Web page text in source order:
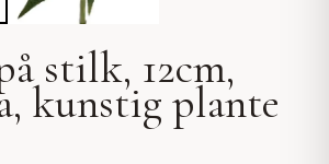
stilk, 12cm,
kunstig plante